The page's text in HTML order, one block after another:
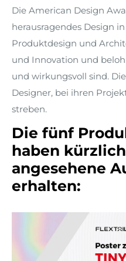
Die American Design
herausragendes Design
Produktdesign und
und Innovation und
und wirkungsvoll sind.
Designer, bei ihren
streben.
Die fünf
haben
angesehene
erhalten: